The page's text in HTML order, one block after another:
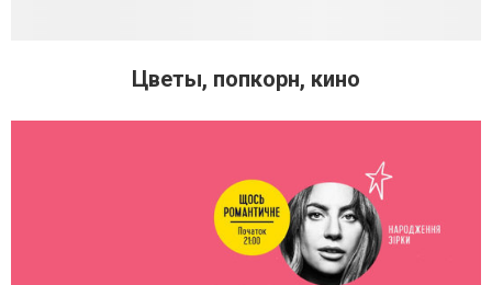
Цветы, попкорн, кино